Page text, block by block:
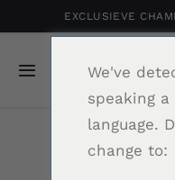
naar
inhoud
EXCLUSIEVE
Navigatie
Toggelen
We've
speaking
language.
change to: